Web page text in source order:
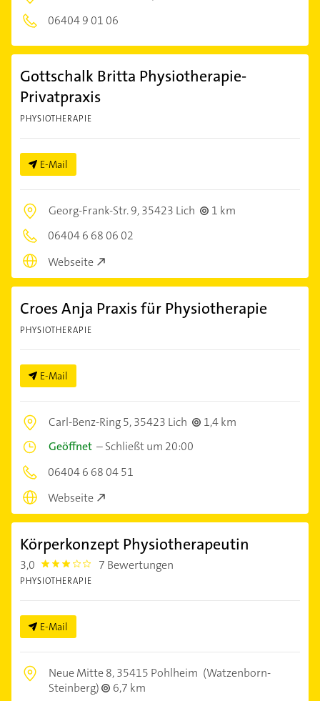
06404 9 01 06
Gottschalk Britta Physiotherapie-
Privatpraxis
PHYSIOTHERAPIE
E-Mail
Georg-Frank-Str. 9,35423 Lich
1 km
06404 6 68 06 02
Webseite
Croes Anja Praxis für Physiotherapie
PHYSIOTHERAPIE
E-Mail
Carl-Benz-Ring 5,35423 Lich
1,4 km
Geöffnet –Schließt um 20:00
06404 6 68 04 51
Webseite
Körperkonzept Physiotherapeutin
3,0 3.0 7 Bewertungen
PHYSIOTHERAPIE
E-Mail
Neue Mitte 8,35415 Pohlheim (Watzenborn-
Steinberg)
6,7 km